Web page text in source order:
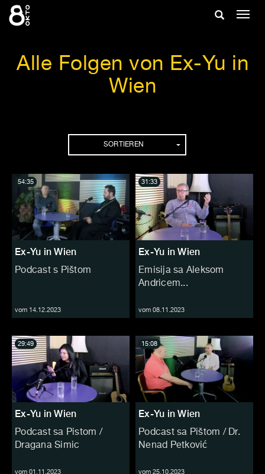
Zum
Inhalt
Suche
Alle Folgen von Ex-Yu in
Wien
SORTIEREN
Ex-Yu in Wien
Podcast s Pištom
vom 14.12.2023
54:35
Ex-Yu in Wien
Emisija sa Aleksom
Andricem...
vom 08.11.2023
31:33
Ex-Yu in Wien
Podcast sa Pistom /
Dragana Simic
vom 01.11.2023
29:49
Ex-Yu in Wien
Podcast sa Pištom / Dr.
Nenad Petković
vom 25.10.2023
15:08